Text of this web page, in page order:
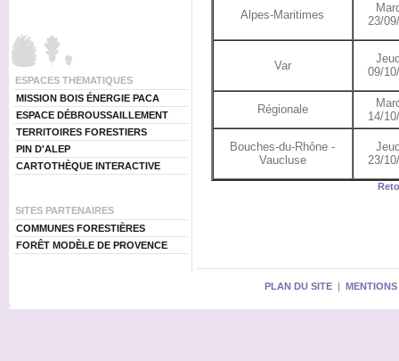
ESPACES THEMATIQUES
MISSION BOIS ÉNERGIE PACA
ESPACE DÉBROUSSAILLEMENT
TERRITOIRES FORESTIERS
PIN D'ALEP
CARTOTHÈQUE INTERACTIVE
SITES PARTENAIRES
COMMUNES FORESTIÈRES
FORÊT MODÈLE DE PROVENCE
Alpes-Maritimes
23/
Var
09/
Régionale
14/
Bouches-du-Rhône -
Vaucluse
23/
PLAN DU SITE |